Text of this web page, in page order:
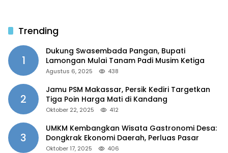
Trending
1
Dukung Swasembada Pangan, Bupati
Lamongan Mulai Tanam Padi Musim Ketiga
Agustus 6, 2025 438
2
Jamu PSM Makassar, Persik Kediri Targetkan
Tiga Poin Harga Mati di Kandang
Oktober 22, 2025 412
3
UMKM Kembangkan Wisata Gastronomi Desa:
Dongkrak Ekonomi Daerah, Perluas Pasar
Oktober 17, 2025 406